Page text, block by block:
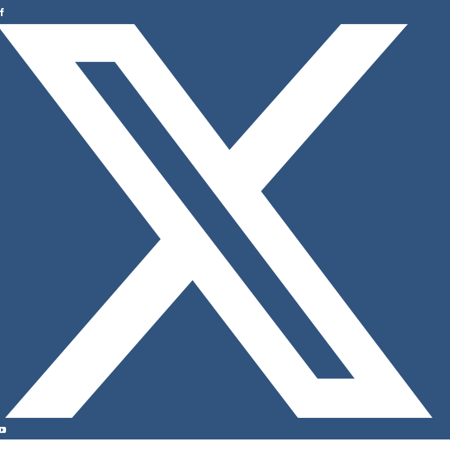
YouTube